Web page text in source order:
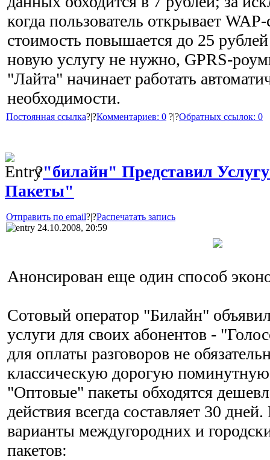
когда пользователь открывает
стоимость повышается до 25
новую услугу не нужно, GPRS-
"Лайта" начинает работать
необходимости.
Постоянная ссылка?|?Комментариев: 0 ?|?Обратных ссылок: 0
?"билайн" Представил
Пакеты"
Отправить по email?|?Распечатать запись
24.10.2008, 20:59
Анонсирован еще один способ
Сотовый оператор "Билайн"
услуги для своих абонентов -
для оплаты разговоров не
классическую дорогую
"Оптовые" пакеты обходятся
действия всегда составляет 30
варианты междугородних и
пакетов: